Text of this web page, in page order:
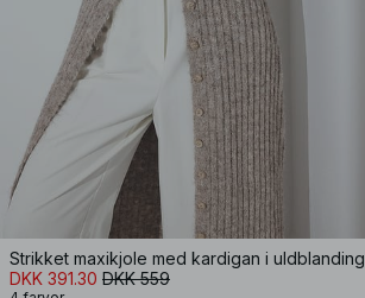
Strikket maxikjole med kardigan i uldblanding
DKK 391.30 DKK 559